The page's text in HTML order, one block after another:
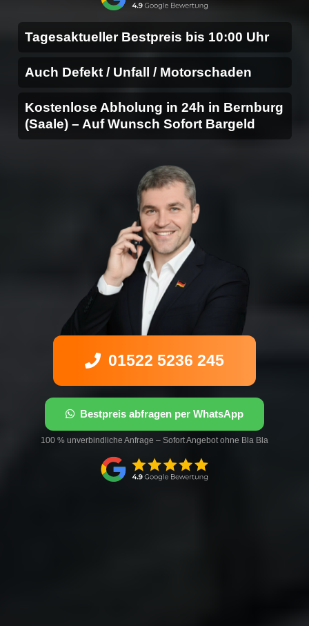
Tagesaktueller Bestpreis bis 10:00 Uhr
Auch Defekt / Unfall / Motorschaden
Kostenlose Abholung in 24h in Bernburg
(Saale) – Auf Wunsch Sofort Bargeld
01522 5236 245
Bestpreis abfragen per WhatsApp
100 % unverbindliche Anfrage – Sofort Angebot ohne Bla Bla